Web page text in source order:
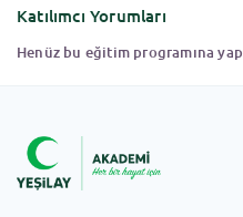
Katılımcı Yorumları
Henüz bu eğitim programına